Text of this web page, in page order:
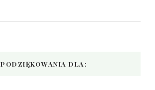
PODZIĘKOWANIA DLA: